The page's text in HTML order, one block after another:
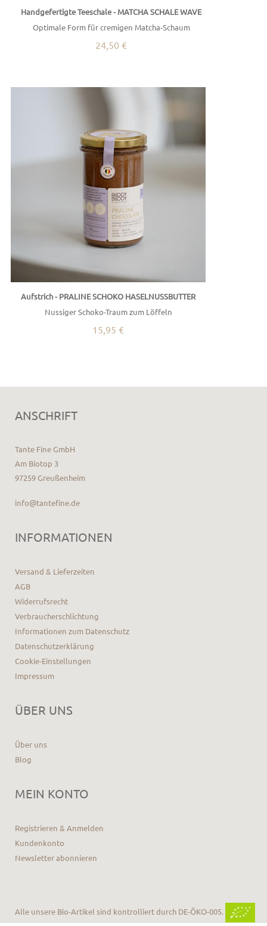
Handgefertigte Teeschale - MATCHA SCHALE WAVE
Optimale Form für cremigen Matcha-Schaum
24,50 €
Aufstrich - PRALINE SCHOKO HASELNUSSBUTTER
Nussiger Schoko-Traum zum Löffeln
15,95 €
ANSCHRIFT
Tante Fine GmbH
Am Biotop 3
97259 Greußenheim
info@tantefine.de
INFORMATIONEN
Versand & Lieferzeiten
AGB
Widerrufsrecht
Verbraucherschlichtung
Informationen zum Datenschutz
Datenschutzerklärung
Cookie-Einstellungen
Impressum
ÜBER UNS
Über uns
Blog
MEIN KONTO
Registrieren & Anmelden
Kundenkonto
Newsletter abonnieren
Alle unsere Bio-Artikel sind kontrolliert durch DE-ÖKO-005.